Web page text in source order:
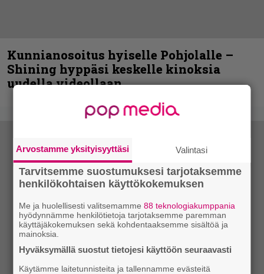
Kunnianosoitus hyiselle Pohjolalle –
Shining hyppäsi keskelle kinoksia
uudella videollaan
Arvostamme yksityisyyttäsi Valintasi
Tarvitsemme suostumuksesi tarjotaksemme
henkilökohtaisen käyttökokemuksen
Me ja huolellisesti valitsemamme88 teknologiakumppania
hyödynnämme henkilötietoja tarjotaksemme paremman
käyttäjäkokemuksen sekä kohdentaaksemme sisältöä ja
mainoksia.
Hyväksymällä suostut tietojesi käyttöön seuraavasti
Käytämme laitetunnisteita ja tallennamme evästeitä